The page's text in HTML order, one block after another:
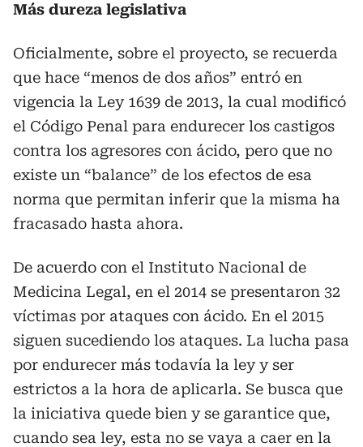
Más dureza legislativa
Oficialmente, sobre el proyecto, se recuerda
que hace “menos de dos años” entró en
vigencia la Ley 1639 de 2013, la cual modificó
el Código Penal para endurecer los castigos
contra los agresores con ácido, pero que no
existe un “balance” de los efectos de esa
norma que permitan inferir que la misma ha
fracasado hasta ahora.
De acuerdo con el Instituto Nacional de
Medicina Legal, en el 2014 se presentaron 32
víctimas por ataques con ácido. En el 2015
siguen sucediendo los ataques. La lucha pasa
por endurecer más todavía la ley y ser
estrictos a la hora de aplicarla. Se busca que
la iniciativa quede bien y se garantice que,
cuando sea ley, esta no se vaya a caer en la